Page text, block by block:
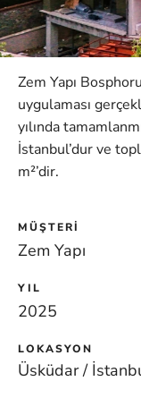
Zem Yapı
uygulaması
yılında
İstanbul’dur ve
m²’dir.
MÜŞTERI
Zem Yapı
YIL
2025
LOKASYON
Üsküdar /